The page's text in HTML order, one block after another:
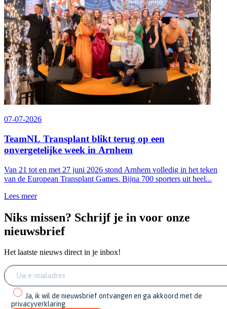
07-07-2026
TeamNL Transplant blikt terug op een
onvergetelijke week in Arnhem
Van 21 tot en met 27 juni 2026 stond Arnhem volledig in het teken
van de European Transplant Games. Bijna 700 sporters uit heel...
Lees meer
Niks missen? Schrijf je in voor onze
nieuwsbrief
Het laatste nieuws direct in je inbox!
Ja, ik wil de nieuwsbrief ontvangen en ga akkoord met de
privacyverklaring.